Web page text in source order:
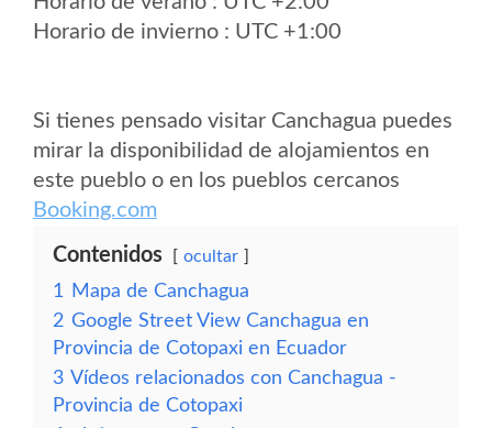
Horario de invierno : UTC +1:00
Si tienes pensado visitar Canchagua puedes
mirar la disponibilidad de alojamientos en
este pueblo o en los pueblos cercanos
Booking.com
Contenidos ocultar
1
Mapa de Canchagua
2 Google Street View Canchagua en
Provincia de Cotopaxi en Ecuador
3 Vídeos relacionados con Canchagua -
Provincia de Cotopaxi